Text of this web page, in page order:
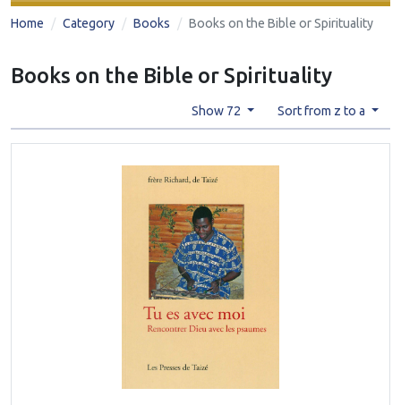
Home Category Books Books on the Bible or Spirituality
Books on the Bible or Spirituality
Show 72 Sort from z to a